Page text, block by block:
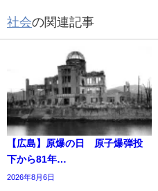
社会の関連記事
【広島】原爆の日 原子爆弾投
下から81年…
2026年8月6日